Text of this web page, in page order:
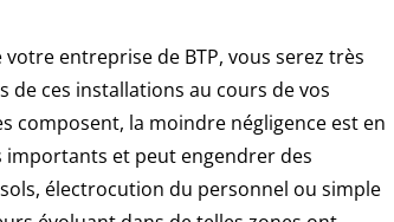
entreprise de BTP, vous serez très
de ces installations au cours de vos
composent, la moindre négligence est en
importants et peut engendrer des
électrocution du personnel ou simple